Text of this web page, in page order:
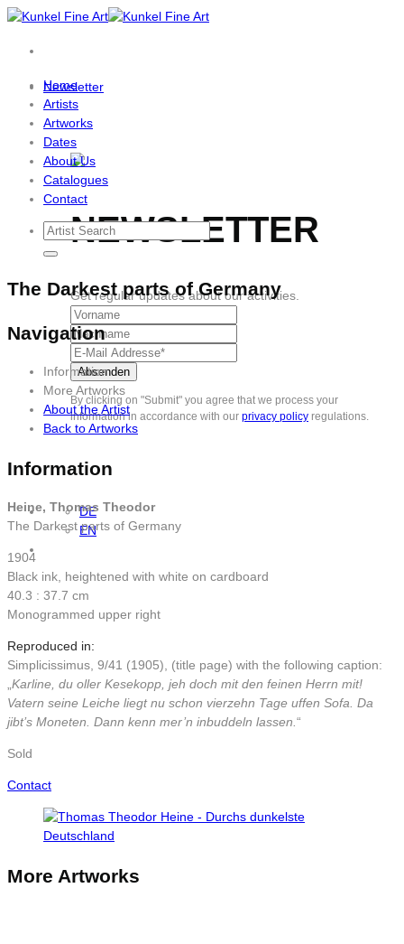
Skip
content
Newsletter
NEWSLETTER
Get regular updates about our activities.
By clicking on "Submit" you agree that we process your
information in accordance with our privacy policy regulations.
DE
EN
Home
Artists
Artworks
Dates
About Us
Catalogues
Contact
The Darkest parts of Germany
Navigation
Information
More Artworks
About the Artist
Back to Artworks
Information
Heine, Thomas Theodor
The Darkest parts of Germany
1904
Black ink, heightened with white on cardboard
40.3 : 37.7 cm
Monogrammed upper right
Reproduced in:
Simplicissimus, 9/41 (1905), (title page) with the following caption:
Karline, du oller Kesekopp, jeh doch mit den feinen Herrn mit!
Vatern seine Leiche liegt nu schon vierzehn Tage uffen Sofa. Da
jibt’s Moneten. Dann kenn mer’n inbuddeln lassen. “
Sold
Contact
More Artworks